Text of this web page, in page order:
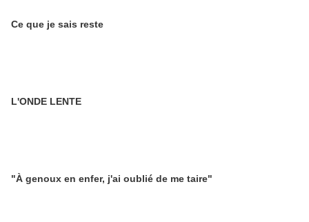
Ce que je sais reste
L'ONDE LENTE
"À genoux en enfer, j'ai oublié de me taire"